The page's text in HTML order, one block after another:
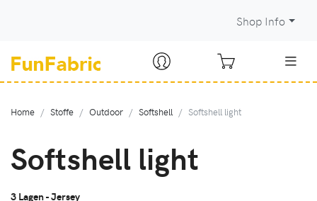
Shop Info
Home Stoffe Outdoor Softshell Softshell light
Softshell light
3 Lagen - Jersey